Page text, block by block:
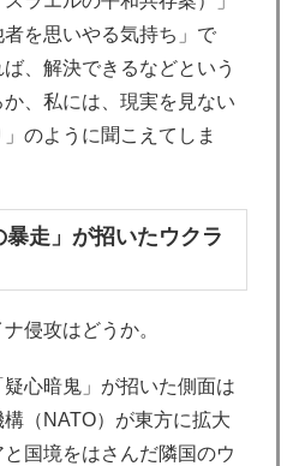
を思いやる気持ち」で
ば、解決できるなどという
、私には、現実を見ない
のように聞こえてしま
暴走」が招いたウクラ
侵攻はどうか。
心暗鬼」が招いた側面は
（NATO）が東方に拡大
国境をはさんだ隣国のウ